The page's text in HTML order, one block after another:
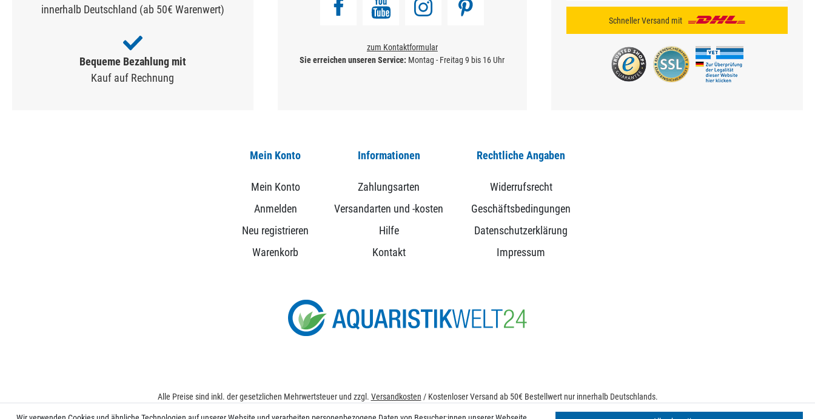
innerhalb Deutschland (ab 50€ Warenwert)
Bequeme Bezahlung mit
Kauf auf Rechnung
zum Kontaktformular
Sie erreichen unseren Service: Montag - Freitag 9 bis 16 Uhr
Schneller Versand mit
Mein Konto
Mein Konto
Anmelden
Neu registrieren
Warenkorb
Informationen
Zahlungsarten
Versandarten und -kosten
Hilfe
Kontakt
Rechtliche Angaben
Widerrufsrecht
Geschäftsbedingungen
Datenschutzerklärung
Impressum
Alle Preise sind inkl. der gesetzlichen Mehrwertsteuer und zzgl. Versandkosten / Kostenloser Versand ab 50€ Bestellwert nur innerhalb Deutschlands.